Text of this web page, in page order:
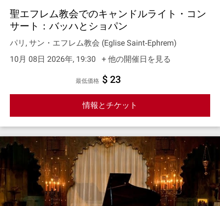
聖エフレム教会でのキャンドルライト・コン
サート：バッハとショパン
パリ, サン・エフレム教会 (Eglise Saint‐Ephrem)
10月 08日 2026年, 19:30
+ 他の開催日を見る
最低価格 $ 23
情報とチケット